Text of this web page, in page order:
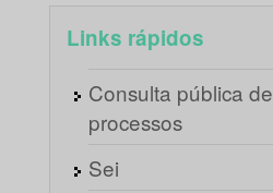
Links rápidos
Consulta pública de
processos
Sei